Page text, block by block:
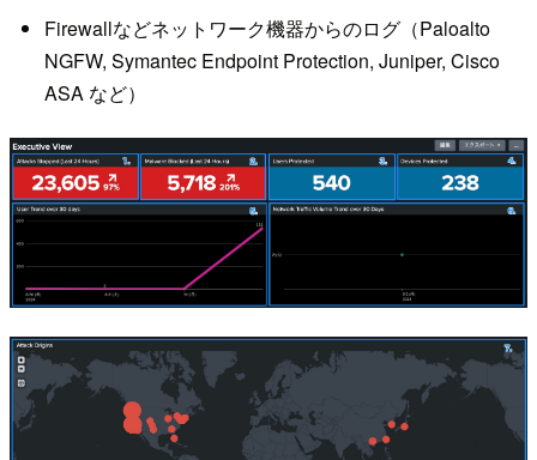
Firewallなどネットワーク機器からのログ（Paloalto
NGFW, Symantec Endpoint Protection, Juniper, Cisco
ASA など）